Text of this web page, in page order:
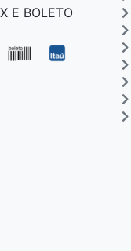
E BOLETO